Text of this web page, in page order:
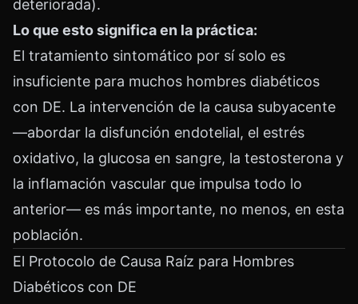
deteriorada).
Lo que esto significa en la práctica:
El tratamiento sintomático por sí solo es
insuficiente para muchos hombres diabéticos
con DE. La intervención de la causa subyacente
—abordar la disfunción endotelial, el estrés
oxidativo, la glucosa en sangre, la testosterona y
la inflamación vascular que impulsa todo lo
anterior— es más importante, no menos, en esta
población.
El Protocolo de Causa Raíz para Hombres
Diabéticos con DE